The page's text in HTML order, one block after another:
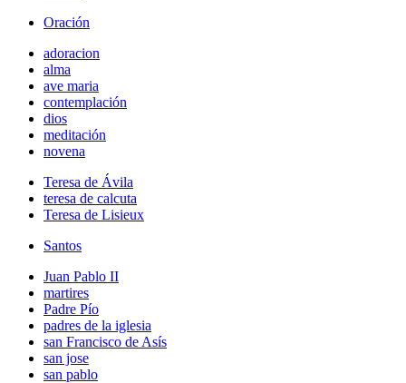
Oración
adoracion
alma
ave maria
contemplación
dios
meditación
novena
Teresa de Ávila
teresa de calcuta
Teresa de Lisieux
Santos
Juan Pablo II
martires
Padre Pío
padres de la iglesia
san Francisco de Asís
san jose
san pablo